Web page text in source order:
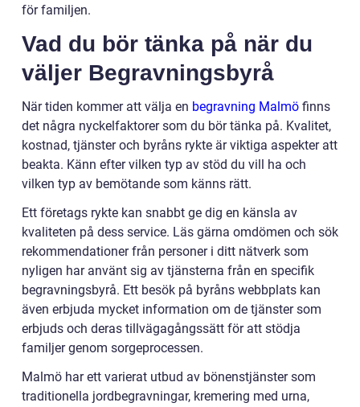
för familjen.
Vad du bör tänka på när du
väljer Begravningsbyrå
När tiden kommer att välja en begravning Malmö finns
det några nyckelfaktorer som du bör tänka på. Kvalitet,
kostnad, tjänster och byråns rykte är viktiga aspekter att
beakta. Känn efter vilken typ av stöd du vill ha och
vilken typ av bemötande som känns rätt.
Ett företags rykte kan snabbt ge dig en känsla av
kvaliteten på dess service. Läs gärna omdömen och sök
rekommendationer från personer i ditt nätverk som
nyligen har använt sig av tjänsterna från en specifik
begravningsbyrå. Ett besök på byråns webbplats kan
även erbjuda mycket information om de tjänster som
erbjuds och deras tillvägagångssätt för att stödja
familjer genom sorgeprocessen.
Malmö har ett varierat utbud av bönenstjänster som
traditionella jordbegravningar, kremering med urna,